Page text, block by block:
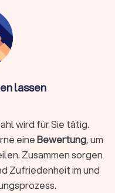
Kleiderboxen,
des
kann eine
die
hohen Etagen,
oder
sich ein
lassen
wird für Sie tätig.
eineBewertung, um
Zusammen sorgen
Zufriedenheit im und